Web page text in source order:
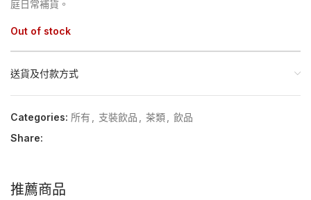
庭日常補貨。
Out of stock
送貨及付款方式
Categories: 所有 支裝飲品 茶類
飲品
Share:
推薦商品